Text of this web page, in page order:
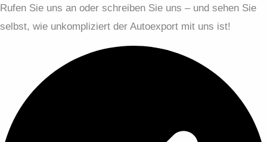
Rufen Sie uns an oder schreiben Sie uns – und sehen Sie
selbst, wie unkompliziert der Autoexport mit uns ist!